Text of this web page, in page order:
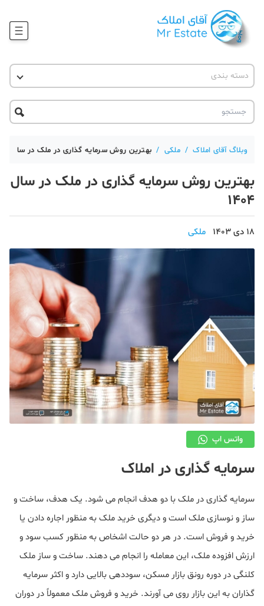
آموزش املاک
حقوقی
آکادمی
دسته بندی
آقای مشاور املاک
آکادمی آقای املاک
آموزش املاک
آموزش پلتفرم آقای املاک
تحلیل مسکن
صنعت ساختمان
محله گردی
معماری
ملکی
همایش و نمایشگاه
وبلاگ آقای املاک / ملکی / بهترین روش سرمایه گذاری در ملک در سال 1404
بهترین روش سرمایه گذاری در ملک در سال
1404
18 دی 1403 ملکی
واتس اپ
سرمایه گذاری در املاک
سرمایه گذاری در ملک با دو هدف انجام می شود. یک هدف، ساخت و
ساز و نوسازی ملک است و دیگری خرید ملک به منظور اجاره دادن یا
خرید و فروش است. در هر دو حالت اشخاص به منظور کسب سود و
ارزش افزوده ملک، این معامله را انجام می دهند. ساخت و ساز ملک
کلنگی در دوره رونق بازار مسکن، سوددهی بالایی دارد و اکثر سرمایه
گذاران به این بازار روی می آورند. خرید و فروش ملک معمولاً در دوران